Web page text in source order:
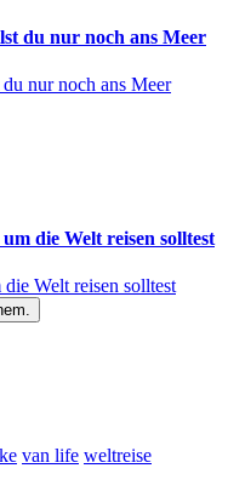
du nur noch ans Meer
nur noch ans Meer
die Welt reisen solltest
Welt reisen solltest
van life weltreise